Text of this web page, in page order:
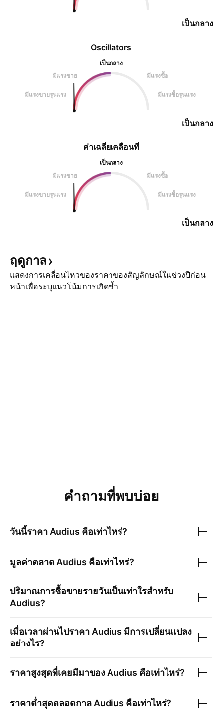
Oscillators
เป็นกลาง
มีแรงขาย
มีแรงซื้อ
มีแรงขายรุนแรง มีแรงซื้อรุนแรง
เป็นกลาง
เป็นกลาง
ค่าเฉลี่ยเคลื่อนที่
เป็นกลาง
มีแรงขาย
มีแรงซื้อ
มีแรงขายรุนแรง มีแรงซื้อรุนแรง
เป็นกลาง
ฤดูกาล
แสดงการเคลื่อนไหวของราคาของสัญลักษณ์ในช่วงปีก่อน
หน้าเพื่อระบุแนวโน้มการเกิดซ้ำ
คำถามที่พบบ่อย
วันนี้ราคา Audius คือเท่าไหร่?
มูลค่าตลาด Audius คือเท่าไหร่?
ปริมาณการซื้อขายรายวันเป็นเท่าใรสำหรับ
Audius?
เมื่อเวลาผ่านไปราคา Audius มีการเปลี่ยนแปลง
อย่างไร?
ราคาสูงสุดที่เคยมีมาของ Audius คือเท่าไหร่?
ราคาต่ำสุดตลอดกาล Audius คือเท่าไหร่?